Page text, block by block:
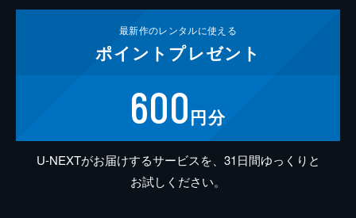
最新作のレンタルに使える
ポイント プレゼント
600円分
U-NEXTがお届けするサービスを、31日間ゆっくりと
お試しください。